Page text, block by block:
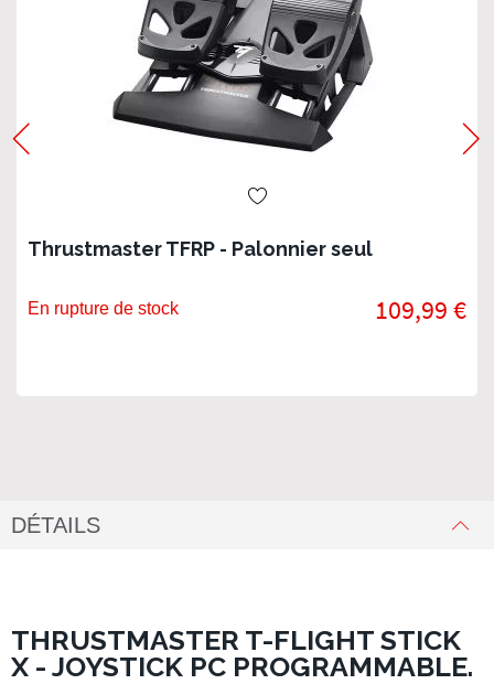
Thrustmaster TFRP - Palonnier seul
En rupture de stock 109,99 €
DÉTAILS
THRUSTMASTER T-FLIGHT STICK
X - JOYSTICK PC PROGRAMMABLE.